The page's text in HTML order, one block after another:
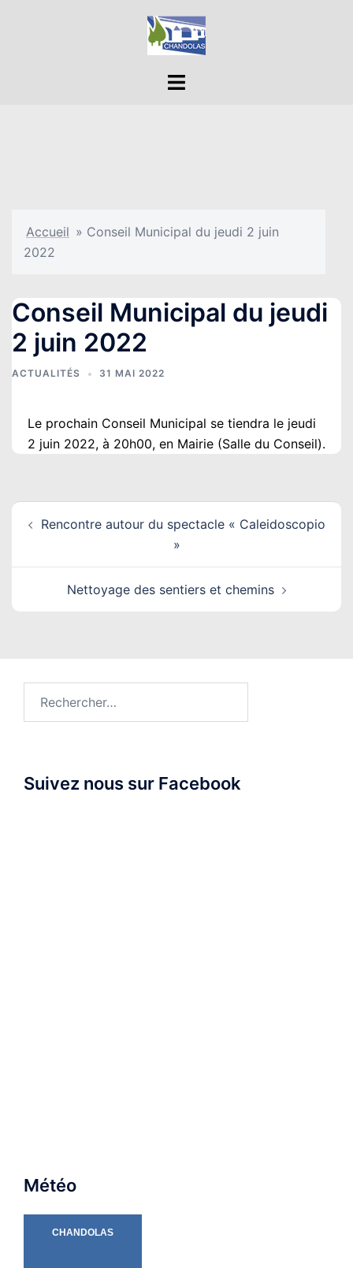
Ouvrir/fermer
Accueil » Conseil Municipal du jeudi 2 juin
2022
Conseil Municipal du jeudi
2 juin 2022
ACTUALITÉS 31 MAI 2022
Le prochain Conseil Municipal se tiendra le jeudi
2 juin 2022, à 20h00, en Mairie (Salle du Conseil).
Navigation
d’article
Rencontre autour du spectacle « Caleidoscopio
»
Nettoyage des sentiers et chemins
Suivez nous sur Facebook
Météo